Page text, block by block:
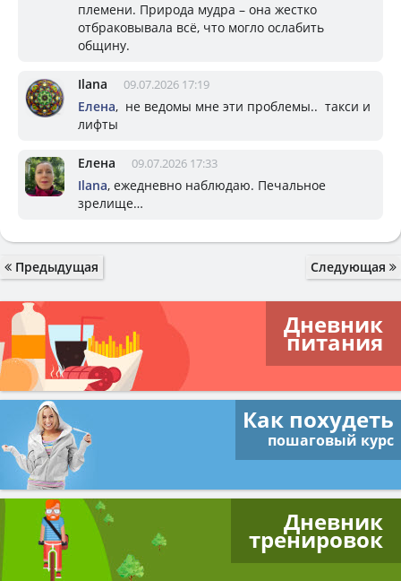
племени. Природа мудра – она жестко
отбраковывала всё, что могло ослабить
общину.
Ilana 09.07.2026 17:19
Елена, не ведомы мне эти проблемы.. такси и
лифты
Елена 09.07.2026 17:33
Ilana, ежедневно наблюдаю. Печальное
зрелище…
Предыдущая Следующая
Дневник
питания
Как похудеть
пошаговый курс
Дневник
тренировок